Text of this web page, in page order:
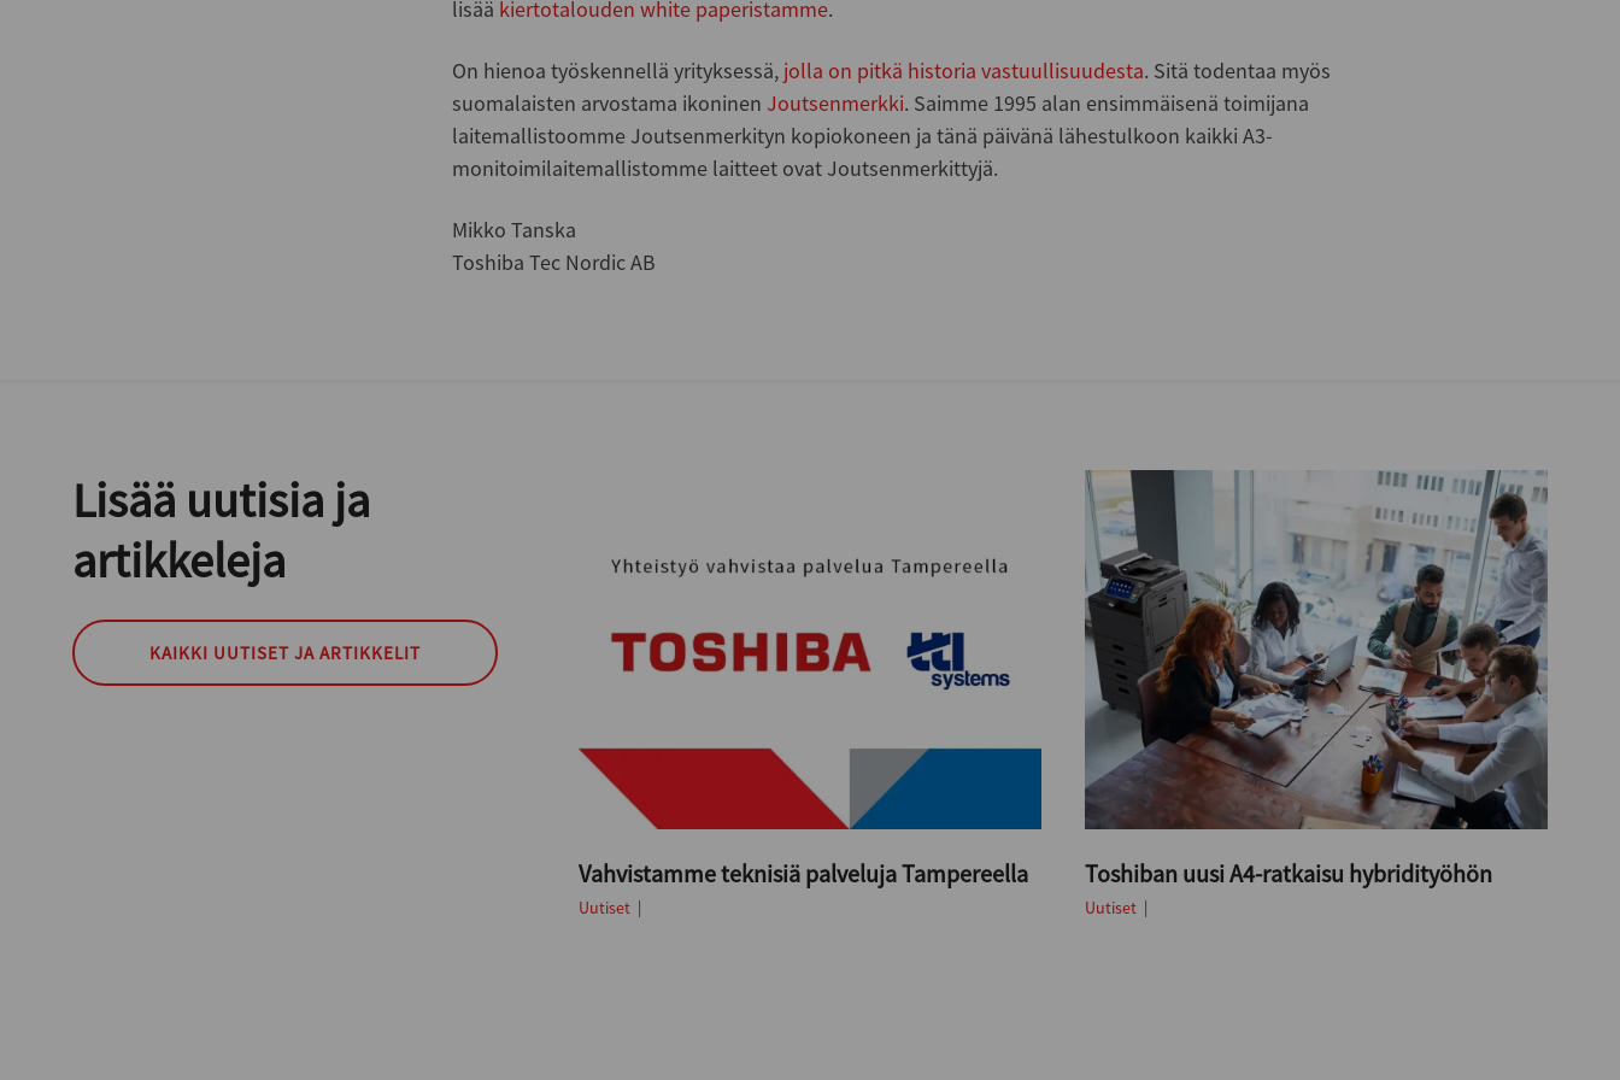
lisää kiertotalouden white paperistamme.
On hienoa työskennellä yrityksessä, jolla on pitkä historia vastuullisuudesta. Sitä todentaa myös
suomalaisten arvostama ikoninen Joutsenmerkki. Saimme 1995 alan ensimmäisenä toimijana
laitemallistoomme Joutsenmerkityn kopiokoneen ja tänä päivänä lähestulkoon kaikki A3-
monitoimilaitemallistomme laitteet ovat Joutsenmerkittyjä.
Mikko Tanska
Toshiba Tec Nordic AB
Lisää uutisia ja
artikkeleja
KAIKKI UUTISET JA ARTIKKELIT
Vahvistamme teknisiä palveluja Tampereella
Uutiset
Toshiban uusi A4-ratkaisu hybridityöhön
Uutiset